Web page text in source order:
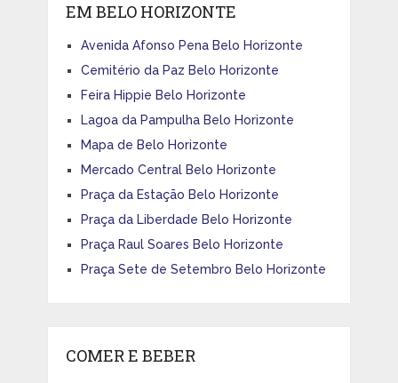
EM BELO HORIZONTE
Avenida Afonso Pena Belo Horizonte
Cemitério da Paz Belo Horizonte
Feira Hippie Belo Horizonte
Lagoa da Pampulha Belo Horizonte
Mapa de Belo Horizonte
Mercado Central Belo Horizonte
Praça da Estação Belo Horizonte
Praça da Liberdade Belo Horizonte
Praça Raul Soares Belo Horizonte
Praça Sete de Setembro Belo Horizonte
COMER E BEBER